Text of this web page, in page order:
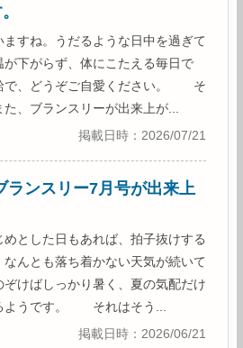
すね。うだるような日中を過ぎて
が下がらず、体にこたえる毎日で
で、どうぞご自愛ください。 そ
、ブランスリーが出来上が...
掲載日時：2026/07/21
ランスリー7月号が出来上
とした日もあれば、拍子抜けする
んとも落ち着かない天気が続いて
けばしっかり暑く、夏の気配だけ
ようです。 それはそう...
掲載日時：2026/06/21